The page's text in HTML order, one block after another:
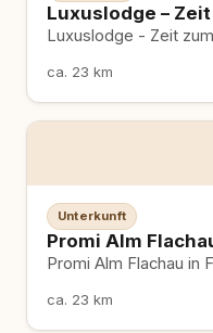
Luxuslodge –
Luxuslodge - Zeit
ca. 23 km
Unterkunft
Promi Alm
Promi Alm Flachau in
ca. 23 km